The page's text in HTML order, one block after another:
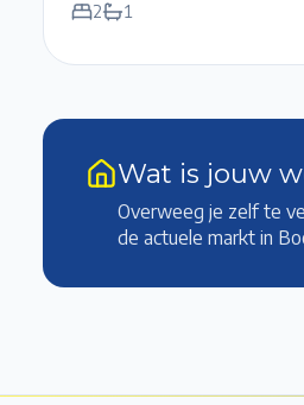
2 1
Wat is jouw
Overweeg je zelf te
de actuele markt in